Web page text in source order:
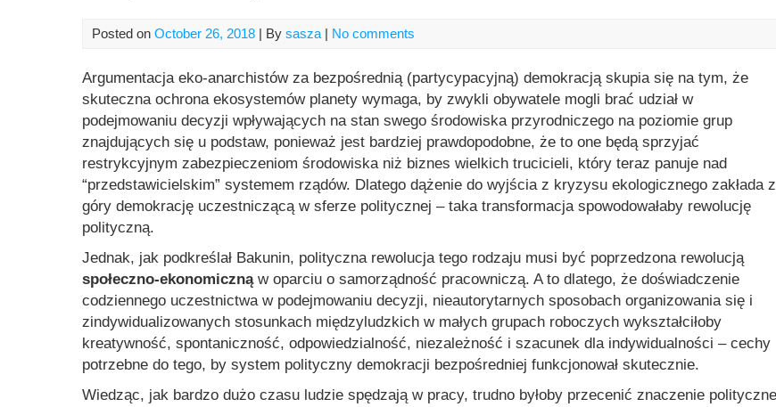
Posted on October 26, 2018 | By sasza | No comments
Argumentacja eko-anarchistów za bezpośrednią (partycypacyjną) demokracją skupia się na tym, że
skuteczna ochrona ekosystemów planety wymaga, by zwykli obywatele mogli brać udział w
podejmowaniu decyzji wpływających na stan swego środowiska przyrodniczego na poziomie grup
znajdujących się u podstaw, ponieważ jest bardziej prawdopodobne, że to one będą sprzyjać
restrykcyjnym zabezpieczeniom środowiska niż biznes wielkich trucicieli, który teraz panuje nad
“przedstawicielskim” systemem rządów. Dlatego dążenie do wyjścia z kryzysu ekologicznego zakłada z
góry demokrację uczestniczącą w sferze politycznej – taka transformacja spowodowałaby rewolucję
polityczną.
Jednak, jak podkreślał Bakunin, polityczna rewolucja tego rodzaju musi być poprzedzona rewolucją
społeczno-ekonomicznąw oparciu o samorządność pracowniczą. A to dlatego, że doświadczenie
codziennego uczestnictwa w podejmowaniu decyzji, nieautorytarnych sposobach organizowania się i
zindywidualizowanych stosunkach międzyludzkich w małych grupach roboczych wykształciłoby
kreatywność, spontaniczność, odpowiedzialność, niezależność i szacunek dla indywidualności – cechy
potrzebne do tego, by system polityczny demokracji bezpośredniej funkcjonował skutecznie.
Wiedząc, jak bardzo dużo czasu ludzie spędzają w pracy, trudno byłoby przecenić znaczenie polityczne